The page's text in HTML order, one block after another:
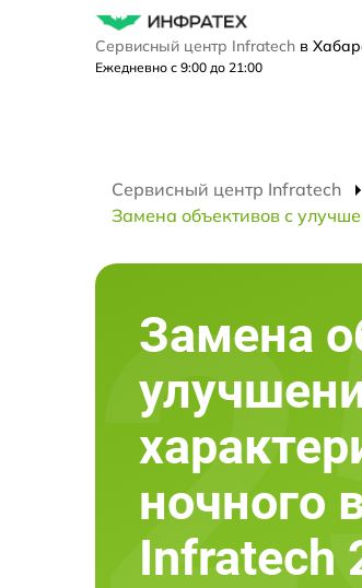
Сервисный центр Infratech в
Ежедневно с 9:00 до 21:00
Сервисный центр Infratech
Замена объективов с
Замена
ночного
Infratech